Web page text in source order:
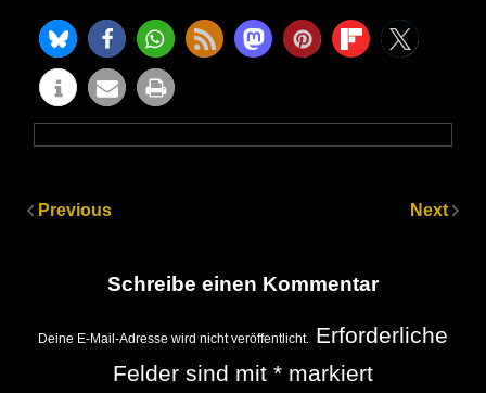
Previous Next
Schreibe einen Kommentar
Deine E-Mail-Adresse wird nicht veröffentlicht. Erforderliche
Felder sind mit * markiert